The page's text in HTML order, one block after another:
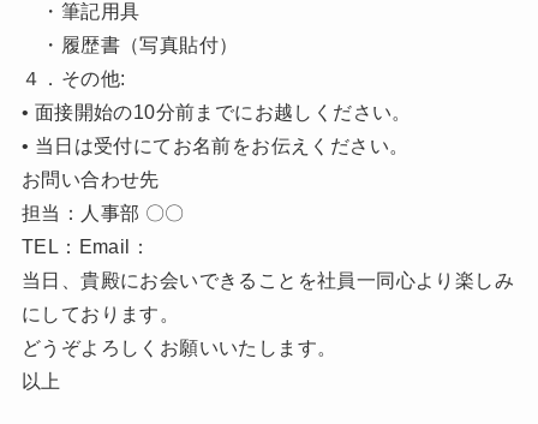
・筆記用具
・履歴書（写真貼付）
４．その他:
• 面接開始の10分前までにお越しください。
• 当日は受付にてお名前をお伝えください。
お問い合わせ先
担当：人事部 〇〇
TEL：Email：
当日、貴殿にお会いできることを社員一同心より楽しみ
にしております。
どうぞよろしくお願いいたします。
以上